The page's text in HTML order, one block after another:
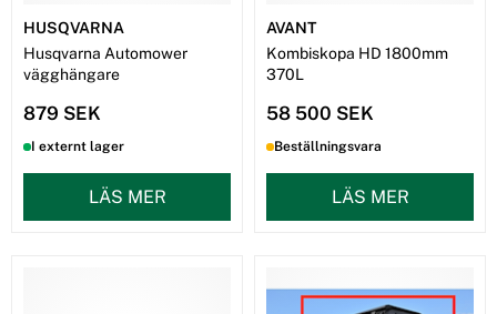
HUSQVARNA
Husqvarna Automower
vägghängare
879 SEK
I externt lager
LÄS MER
AVANT
Kombiskopa HD 1800mm
370L
58 500 SEK
Beställningsvara
LÄS MER